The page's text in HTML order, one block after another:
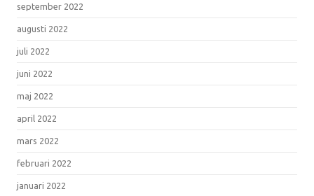
september 2022
augusti 2022
juli 2022
juni 2022
maj 2022
april 2022
mars 2022
februari 2022
januari 2022